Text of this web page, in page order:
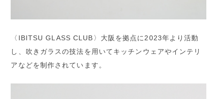
〈IBITSU GLASS CLUB〉大阪を拠点に2023年より活動
し、吹きガラスの技法を用いてキッチンウェアやインテリ
アなどを制作されています。